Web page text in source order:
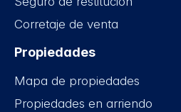
Corretaje de venta
Propiedades
Mapa de propiedades
Propiedades en arriendo